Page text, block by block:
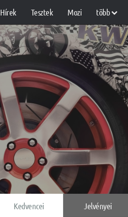
Hírek Tesztek Mozi több
Kedvencei Jelvényei